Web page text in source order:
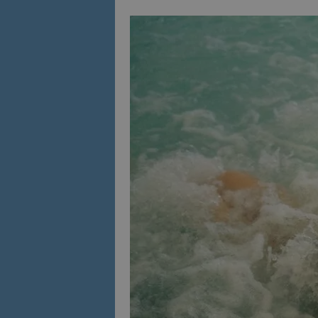
_ga_FK650GXHRZ